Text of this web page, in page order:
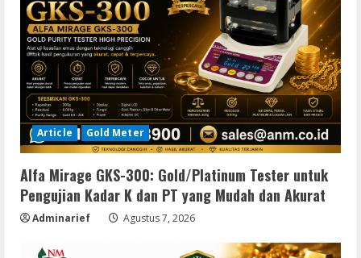
Article Gold Meter
Alfa Mirage GKS-300: Gold/Platinum Tester untuk
Pengujian Kadar K dan PT yang Mudah dan Akurat
Adminarief Agustus 7, 2026